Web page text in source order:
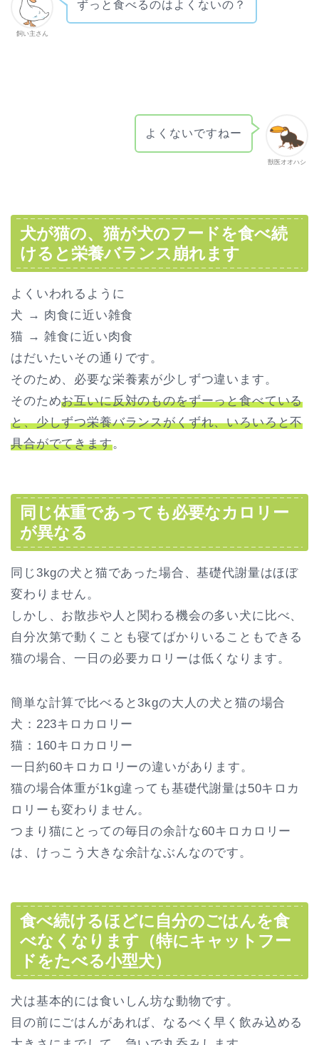
飼い主さん
ずっと食べるのはよくないの？
獣医オオハシ
よくないですねー
犬が猫の、猫が犬のフードを食べ続
けると栄養バランス崩れます
よくいわれるように
犬 → 肉食に近い雑食
猫 → 雑食に近い肉食
はだいたいその通りです。
そのため、必要な栄養素が少しずつ違います。
そのためお互いに反対のものをずーっと食べている
と、少しずつ栄養バランスがくずれ、いろいろと不
具合がでてきます。
同じ体重であっても必要なカロリー
が異なる
同じ3kgの犬と猫であった場合、基礎代謝量はほぼ
変わりません。
しかし、お散歩や人と関わる機会の多い犬に比べ、
自分次第で動くことも寝てばかりいることもできる
猫の場合、一日の必要カロリーは低くなります。
簡単な計算で比べると3kgの大人の犬と猫の場合
犬：223キロカロリー
猫：160キロカロリー
一日約60キロカロリーの違いがあります。
猫の場合体重が1kg違っても基礎代謝量は50キロカ
ロリーも変わりません。
つまり猫にとっての毎日の余計な60キロカロリー
は、けっこう大きな余計なぶんなのです。
食べ続けるほどに自分のごはんを食
べなくなります（特にキャットフー
ドをたべる小型犬）
犬は基本的には食いしん坊な動物です。
目の前にごはんがあれば、なるべく早く飲み込める